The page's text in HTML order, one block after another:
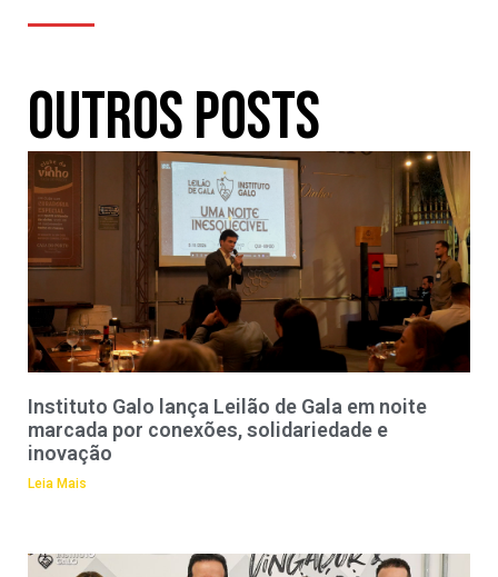
Outros Posts
Instituto Galo lança Leilão de Gala em noite
marcada por conexões, solidariedade e
inovação
Leia Mais